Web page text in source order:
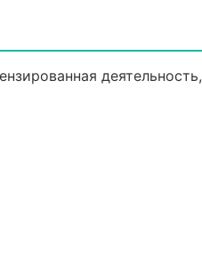
деятельность,